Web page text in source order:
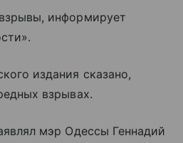
информирует
издания сказано,
взрывах.
мэр Одессы Геннадий